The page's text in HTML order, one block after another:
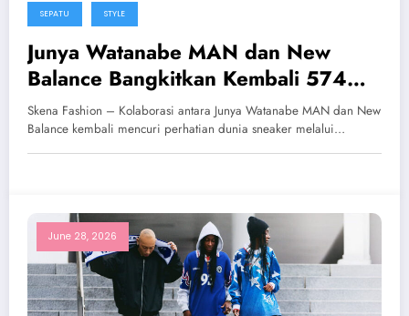
SEPATU STYLE
Junya Watanabe MAN dan New
Balance Bangkitkan Kembali 574
Lost Prototype Ikonis
Skena Fashion – Kolaborasi antara Junya Watanabe MAN dan New
Balance kembali mencuri perhatian dunia sneaker melalui…
June 28, 2026